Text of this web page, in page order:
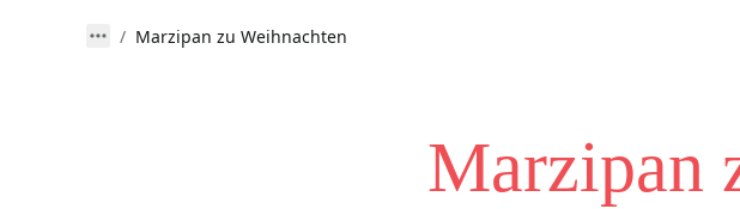
Marzipan zu Weihnachten
Marzipan